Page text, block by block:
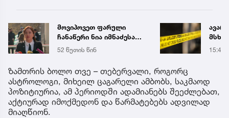
ავარია ხაშურში - არის
მსხვერპლი, არიან
დაშავებულებიც
15:49
ზამთრის ბოლო თვე – თებერვალი, როგორც
ასტროლოგი, მიხეილ ცაგარელი ამბობს, საკმაოდ
პოზიტიურია, ამ პერიოდში ადამიანებს შეეძლებათ,
აქტიურად იმოქმედონ და წარმატებებს ადვილად
მიაღწიონ.